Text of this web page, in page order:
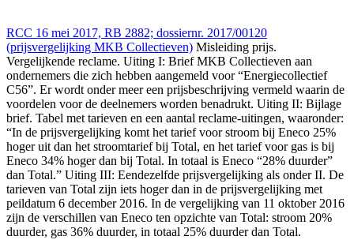
RCC 16 mei 2017, RB 2882; dossiernr. 2017/00120
(prijsvergelijking MKB Collectieven) Misleiding prijs.
Vergelijkende reclame. Uiting I: Brief MKB Collectieven aan
ondernemers die zich hebben aangemeld voor “Energiecollectief
C56”. Er wordt onder meer een prijsbeschrijving vermeld waarin de
voordelen voor de deelnemers worden benadrukt. Uiting II: Bijlage
brief. Tabel met tarieven en een aantal reclame-uitingen, waaronder:
“In de prijsvergelijking komt het tarief voor stroom bij Eneco 25%
hoger uit dan het stroomtarief bij Total, en het tarief voor gas is bij
Eneco 34% hoger dan bij Total. In totaal is Eneco “28% duurder”
dan Total.” Uiting III: Eendezelfde prijsvergelijking als onder II. De
tarieven van Total zijn iets hoger dan in de prijsvergelijking met
peildatum 6 december 2016. In de vergelijking van 11 oktober 2016
zijn de verschillen van Eneco ten opzichte van Total: stroom 20%
duurder, gas 36% duurder, in totaal 25% duurder dan Total.